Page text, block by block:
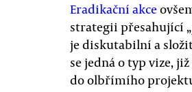
Eradikační akce
strategii přesahující
je diskutabilní a
se jedná o typ vize,
do olbřímího